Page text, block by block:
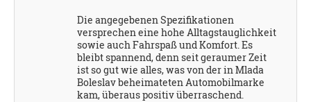
Die angegebenen Spezifikationen
versprechen eine hohe Alltagstauglichkeit
sowie auch Fahrspaß und Komfort. Es
bleibt spannend, denn seit geraumer Zeit
ist so gut wie alles, was von der in Mlada
Boleslav beheimateten Automobilmarke
kam, überaus positiv überraschend.